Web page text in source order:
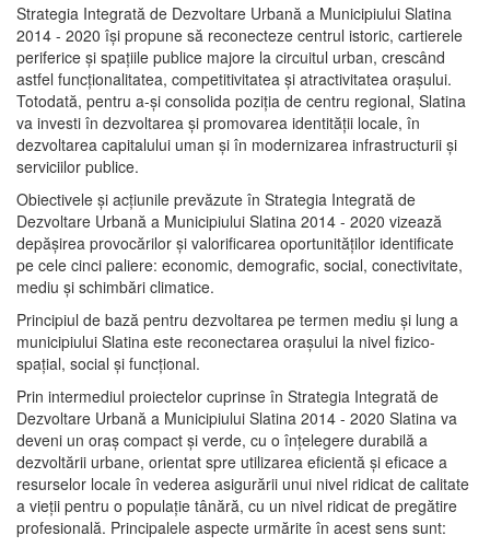
Strategia Integrată de Dezvoltare Urbană a Municipiului Slatina
2014 - 2020 își propune să reconecteze centrul istoric, cartierele
periferice şi spaţiile publice majore la circuitul urban, crescând
astfel funcţionalitatea, competitivitatea şi atractivitatea oraşului.
Totodată, pentru a-şi consolida poziţia de centru regional, Slatina
va investi în dezvoltarea şi promovarea identităţii locale, în
dezvoltarea capitalului uman şi în modernizarea infrastructurii şi
serviciilor publice.
Obiectivele şi acţiunile prevăzute în Strategia Integrată de
Dezvoltare Urbană a Municipiului Slatina 2014 - 2020 vizează
depășirea provocărilor şi valorificarea oportunităţilor identificate
pe cele cinci paliere: economic, demografic, social, conectivitate,
mediu şi schimbări climatice.
Principiul de bază pentru dezvoltarea pe termen mediu şi lung a
municipiului Slatina este reconectarea oraşului la nivel fizico-
spaţial, social şi funcţional.
Prin intermediul proiectelor cuprinse în Strategia Integrată de
Dezvoltare Urbană a Municipiului Slatina 2014 - 2020 Slatina va
deveni un oraş compact şi verde, cu o înţelegere durabilă a
dezvoltării urbane, orientat spre utilizarea eficientă şi eficace a
resurselor locale în vederea asigurării unui nivel ridicat de calitate
a vieţii pentru o populaţie tânără, cu un nivel ridicat de pregătire
profesională. Principalele aspecte urmărite în acest sens sunt: